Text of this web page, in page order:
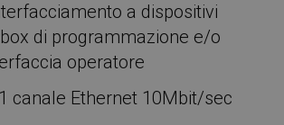
a dispositivi
di programmazione e/o
operatore
canale Ethernet 10Mbit/sec